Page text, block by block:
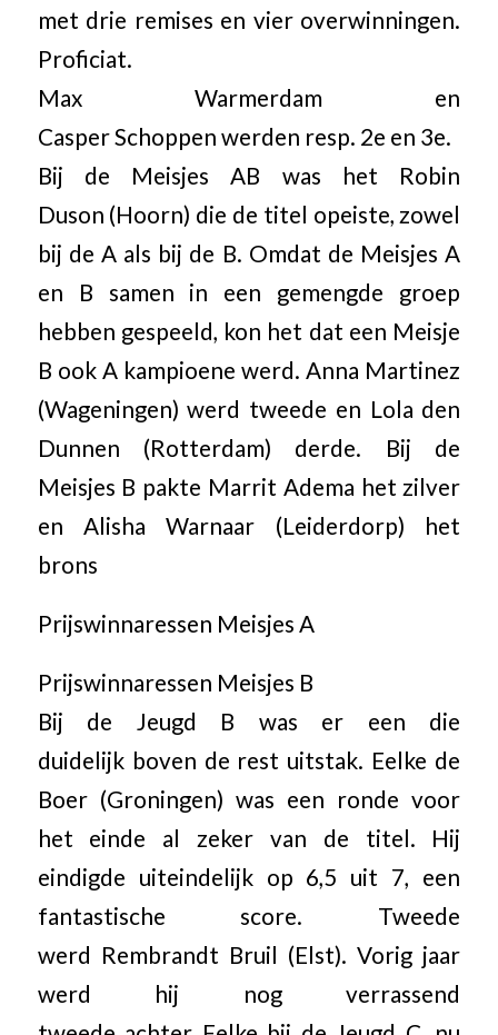
met drie remises en vier overwinningen.
Proficiat.
Max Warmerdam en
Casper Schoppen werden resp. 2e en 3e.
Bij de Meisjes AB was het Robin
Duson (Hoorn) die de titel opeiste, zowel
bij de A als bij de B. Omdat de Meisjes A
en B samen in een gemengde groep
hebben gespeeld, kon het dat een Meisje
B ook A kampioene werd. Anna Martinez
(Wageningen) werd tweede en Lola den
Dunnen (Rotterdam) derde. Bij de
Meisjes B pakte Marrit Adema het zilver
en Alisha Warnaar (Leiderdorp) het
brons
Prijswinnaressen Meisjes A
Prijswinnaressen Meisjes B
Bij de Jeugd B was er een die
duidelijk boven de rest uitstak. Eelke de
Boer (Groningen) was een ronde voor
het einde al zeker van de titel. Hij
eindigde uiteindelijk op 6,5 uit 7, een
fantastische score. Tweede
werd Rembrandt Bruil (Elst). Vorig jaar
werd hij nog verrassend